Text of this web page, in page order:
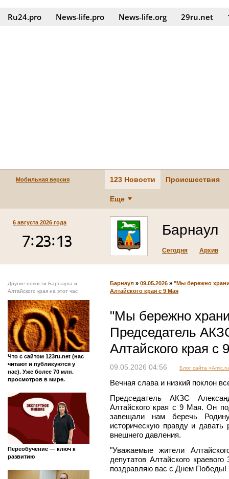
Ru24.pro News‑life.pro News‑life.org 29ru.net
Мобильная версия 123 Новости Происшествия
Еще
6 августа 2026 года Барнаул
Сегодня Архив
Другие новости Барнаула и
Алтайского края на этот час
Что с сайтом 123ru.net (нас
читают и публикуются у
нас). Уже более 70 млн.
просмотров в мире.
Переобучение — ключ к
развитию
Барнаул » 09.05.2026 » "Мы бережно
Алтайского края с 9 Мая
"Мы бережно
Председатель
Алтайского края с
09.05.2026 04:56 Блог сайта
Вечная слава и низкий поклон
Председатель АКЗС
Алтайского края с 9 Мая. Он
завещали нам беречь
историческую правду и
внешнего давления.
"Уважаемые жители
депутатов Алтайского
поздравляю вас с Днем Победы!